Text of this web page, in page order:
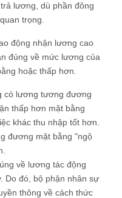
lương, dù phần đông
trọng.
động nhận lương cao
đúng về mức lương của
hoặc thấp hơn.
có lương tương đương
thấp hơn mặt bằng
khác thu nhập tốt hơn.
đương mặt bằng "ngộ
về lương tác động
Do đó, bộ phận nhân sự
thông về cách thức